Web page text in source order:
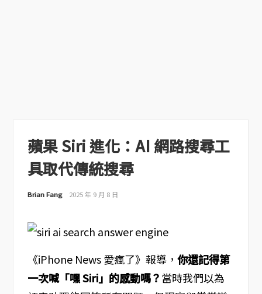
蘋果 Siri 進化：AI 網路搜尋工
具取代傳統搜尋
Brian Fang 2025 年 9 月 8 日
《iPhone News 愛瘋了》報導， 你還記得第
一次喊「嘿 Siri」的感動嗎？當時我們以為